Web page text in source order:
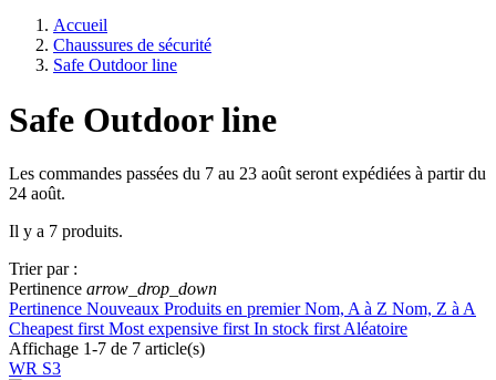
Accueil
Chaussures de sécurité
Safe Outdoor line
Safe Outdoor line
Les commandes passées du 7 au 23 août seront expédiées à partir du
24 août.
En solde!
En solde! 0
Certifications
Il y a 7 produits.
Trier par :
Pertinence arrow_drop_down
Pertinence Nouveaux Produits en premierNom, A à Z Nom, Z à A
Cheapest first Most expensive first In stock first Aléatoire
Affichage 1-7 de 7 article(s)
WR S3